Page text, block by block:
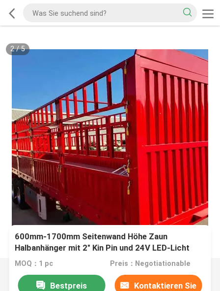
2/5
600mm-1700mm Seitenwand Höhe Zaun
Halbanhänger mit 2" Kin Pin und 24V LED-Licht
MOQ：1 pc Preis：Negotiationable
Bestpreis Kontaktieren Sie